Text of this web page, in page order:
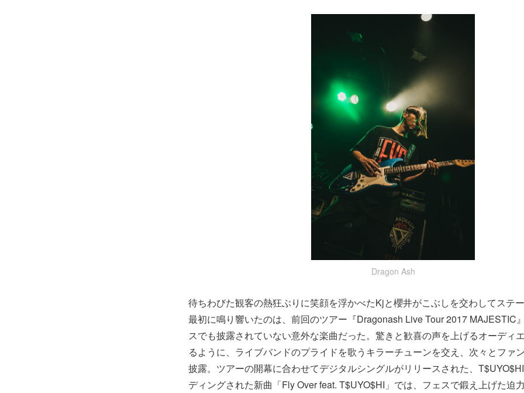
Dragon Ash
待ちわびた観客の熱狂ぶりに笑顔を浮かべたKjと櫻井がこぶしを交わしてステー
最初に鳴り響いたのは、前回のツアー『Dragonash Live Tour 2017 MAJESTIC
スでも披露されていない意外な楽曲だった。驚きと歓喜の声を上げるオーディ
るように、ライブバンドのプライドを歌うキラーチューンを交え、次々とファ
披露。ツアーの開幕に合わせてデジタルシングルがリリースされた、
ディングされた新曲「Fly Over feat. T$UYO$HI」では、フェスで鍛え上げた迫